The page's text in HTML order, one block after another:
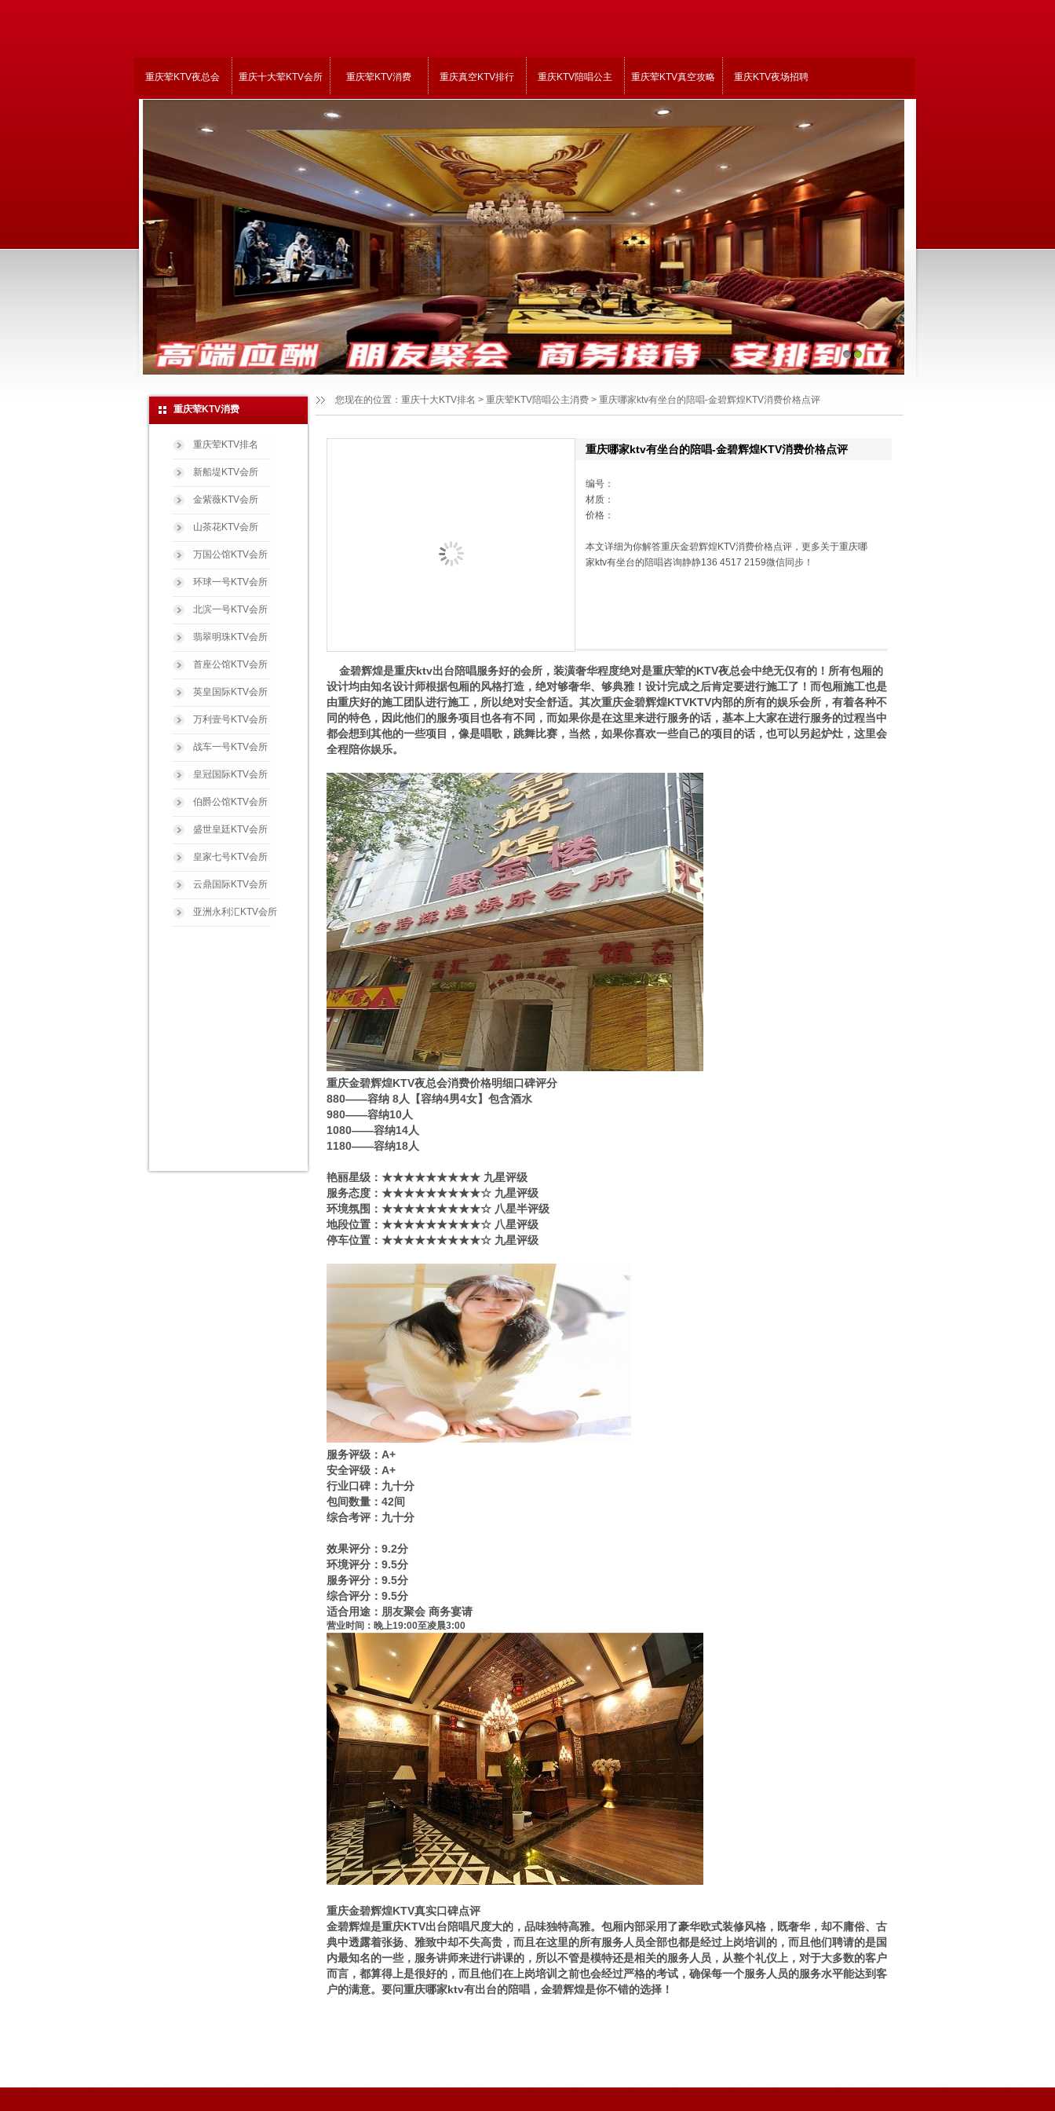
1 2
重庆荤KTV夜总会 重庆十大荤KTV会所 重庆荤KTV消费 重庆真空KTV排行 重庆KTV陪唱公主 重庆荤KTV真空攻略 重庆KTV夜场招聘
重庆荤KTV消费
重庆荤KTV排名
新船堤KTV会所
金紫薇KTV会所
山茶花KTV会所
万国公馆KTV会所
环球一号KTV会所
北滨一号KTV会所
翡翠明珠KTV会所
首座公馆KTV会所
英皇国际KTV会所
万利壹号KTV会所
战车一号KTV会所
皇冠国际KTV会所
伯爵公馆KTV会所
盛世皇廷KTV会所
皇家七号KTV会所
云鼎国际KTV会所
亚洲永利汇KTV会所
您现在的位置： 重庆十大KTV排名 > 重庆荤KTV陪唱公主消费 > 重庆哪家ktv有坐台的陪唱-金碧辉煌KTV消费价格点评
重庆哪家ktv有坐台的陪唱-金碧辉煌KTV消费价格点评
编号：
材质：
价格：
本文详细为你解答重庆金碧辉煌KTV消费价格点评，更多关于重庆哪
家ktv有坐台的陪唱咨询静静136 4517 2159微信同步！
金碧辉煌是重庆ktv出台陪唱服务好的会所，装潢奢华程度绝对是重庆荤的KTV夜总会中绝无仅有的！所有包厢的
设计均由知名设计师根据包厢的风格打造，绝对够奢华、够典雅！设计完成之后肯定要进行施工了！而包厢施工也是
由重庆好的施工团队进行施工，所以绝对安全舒适。其次重庆金碧辉煌KTVKTV内部的所有的娱乐会所，有着各种不
同的特色，因此他们的服务项目也各有不同，而如果你是在这里来进行服务的话，基本上大家在进行服务的过程当中
都会想到其他的一些项目，像是唱歌，跳舞比赛，当然，如果你喜欢一些自己的项目的话，也可以另起炉灶，这里会
全程陪你娱乐。
重庆金碧辉煌KTV夜总会消费价格明细口碑评分
880——容纳 8人【容纳4男4女】包含酒水
980——容纳10人
1080——容纳14人
1180——容纳18人
艳丽星级​‌‌：★★★★★★★★★ 九星评级
服务态度：★★★★★★★★★☆ 九星评级
环境氛围：★★★★★★★★★☆ 八星半评级
地段位置：★★★★★★★★★☆ 八星评级
停车位置：★★★★★★★★★☆ 九星评级
服务评级：A+
安全评级：A+
行业口碑：九十分
包间数量：42间
综合考评：九十分
效果评分：9.2分
环境评分：9.5分
服务评分：9.5分
综合评分：9.5分
适合用途：朋友聚会 商务宴请
营业时间：晚上19:00至凌晨3:00
重庆金碧辉煌KTV真实口碑点评
金碧辉煌是重庆KTV出台陪唱尺度大的，品味独特高雅。包厢内部采用了豪华欧式装修风格，既奢华，却不庸俗、古
典中透露着张扬、雅致中却不失高贵，而且在这里的所有服务人员全部也都是经过上岗培训的，而且他们聘请的是国
内最知名的一些，服务讲师来进行讲课的，所以不管是模特还是相关的服务人员，从整个礼仪上，对于大多数的客户
而言，都算得上是很好的，而且他们在上岗培训之前也会经过严格的考试，确保每一个服务人员的服务水平能达到客
户的满意。要问重庆哪家ktv有出台的陪唱，金碧辉煌是你不错的选择！